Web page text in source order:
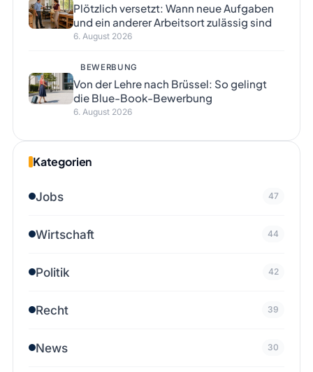
Plötzlich versetzt: Wann neue Aufgaben
und ein anderer Arbeitsort zulässig sind
6. August 2026
BEWERBUNG
Von der Lehre nach Brüssel: So gelingt
die Blue-Book-Bewerbung
6. August 2026
Kategorien
Jobs 47
Wirtschaft 44
Politik 42
Recht 39
News 30